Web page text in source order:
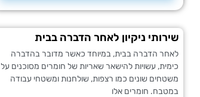
שירותי ניקיון לאחר הדברה בבית
לאחר הדברה בבית, במיוחד כאשר מדובר בהדברה
כימית, עשויות להישאר שאריות של חומרים מסוכנים על
משטחים שונים כמו רצפות, שולחנות ומשטחי עבודה
במטבח. חומרים אלו